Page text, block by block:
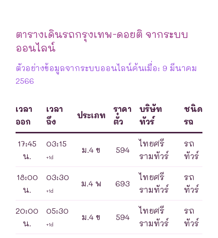
ตารางเดินรถกรุงเทพ-ดอยติ จากระบบ
ออนไลน์
ตัวอย่างข้อมูลจากระบบออนไลน์ค้นเมื่อ: 9 มีนาคม
2566
เวลา
ออก
เวลา
ถึง
ประเภท
ราคา
ตั๋ว
บริษัท
ทัวร์
ชนิด
รถ
17:45
น.
03:15
+1d
ม.4 ข 594
ไทยศรี
รามทัวร์
รถ
ทัวร์
18:00
น.
03:30
+1d
ม.4 พ 693
ไทยศรี
รามทัวร์
รถ
ทัวร์
20:00
น.
05:30
+1d
ม.4 ข 594
ไทยศรี
รามทัวร์
รถ
ทัวร์